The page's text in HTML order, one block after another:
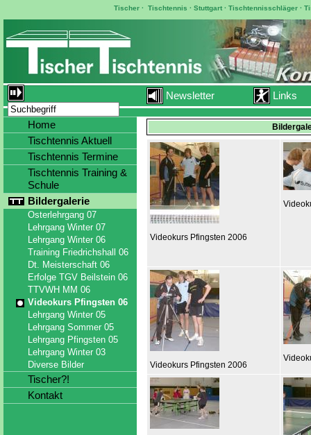
Tischer ·Tischtennis ·Stuttgart ·Tischtennisschläger ·
Newsletter Links
Videokurs Pfingsten 2006
Videokurs Pfingsten 2006
Home
Tischtennis Aktuell
Tischtennis Termine
Tischtennis Training &
Schule
Bildergalerie
Osterlehrgang 07
Lehrgang Winter 07
Lehrgang Winter 06
Training Friedrichshall 06
Dt. Meisterschaft 06
Erfolge TGV Beilstein 06
TTVWH MM 06
Videokurs Pfingsten 06
Lehrgang Winter 05
Lehrgang Sommer 05
Lehrgang Pfingsten 05
Lehrgang Winter 03
Diverse Bilder
Tischer?!
Kontakt